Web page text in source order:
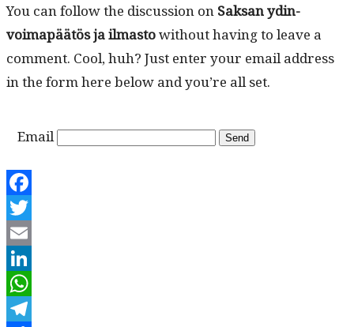
You can fol­low the dis­cus­sion on Sak­san ydin­
voimapäätös ja ilmas­towith­out hav­ing to leave a
com­ment. Cool, huh? Just enter your email address
in the form here below and you’re all set.
Email
Facebook
Twitter
Email
LinkedIn
WhatsApp